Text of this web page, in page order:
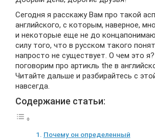
Сегодня я расскажу Вам про такой
английского, с которым, наверное,
и некоторые еще не до
силу того, что в русском такого
напросто не существует. О чем это
поговорим про артикль the в
Читайте дальше и разбирайтесь с
навсегда.
Содержание статьи:
Почему он определенный